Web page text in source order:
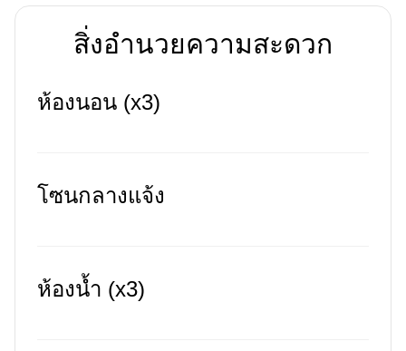
สิ่งอำนวยความสะดวก
ห้องนอน (x3)
โซนกลางแจ้ง
ห้องน้ำ (x3)